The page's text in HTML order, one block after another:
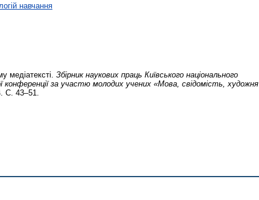
навчання
медіатексті. Збірник наукових праць Київського національного
конференції за участю молодих учених «Мова, свідомість, художня
С. 43–51.